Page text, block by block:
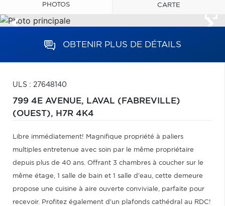
PHOTOS CARTE
OBTENIR PLUS DE DÉTAILS
ULS : 27648140
799 4E AVENUE, LAVAL (FABREVILLE)
(OUEST), H7R 4K4
Libre immédiatement! Magnifique propriété à paliers
multiples entretenue avec soin par le même propriétaire
depuis plus de 40 ans. Offrant 3 chambres à coucher sur le
même étage, 1 salle de bain et 1 salle d'eau, cette demeure
propose une cuisine à aire ouverte conviviale, parfaite pour
recevoir. Profitez également d'un plafonds cathédral au RDC!